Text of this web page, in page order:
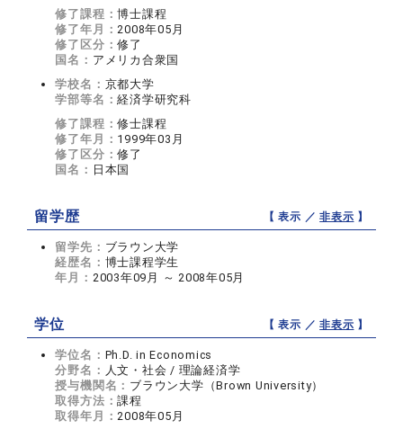
修了課程：博士課程
修了年月：2008年05月
修了区分：修了
国名： アメリカ合衆国
学校名： 京都大学
学部等名：経済学研究科
修了課程：修士課程
修了年月： 1999年03月
修了区分：修了
国名： 日本国
留学歴 【 表示 ／非表示 】
留学先： ブラウン大学
経歴名： 博士課程学生
年月： 2003年09月 ～ 2008年05月
学位 【 表示 ／非表示 】
学位名： Ph.D. in Economics
分野名： 人文・社会 / 理論経済学
授与機関名： ブラウン大学（Brown University）
取得方法：課程
取得年月：2008年05月